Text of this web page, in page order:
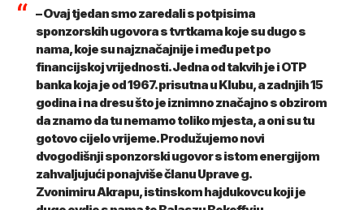
– Ovaj tjedan smo zaredali s potpisima
sponzorskih ugovora s tvrtkama koje su dugo s
nama, koje su najznačajnije i među pet po
financijskoj vrijednosti. Jedna od takvih je i OTP
banka koja je od 1967. prisutna u Klubu, a zadnjih 15
godina i na dresu što je iznimno značajno s obzirom
da znamo da tu nemamo toliko mjesta, a oni su tu
gotovo cijelo vrijeme. Produžujemo novi
dvogodišnji sponzorski ugovor s istom energijom
zahvaljujući ponajviše članu Uprave g.
ZvonimiruAkrapu, istinskom hajdukovcu koji je